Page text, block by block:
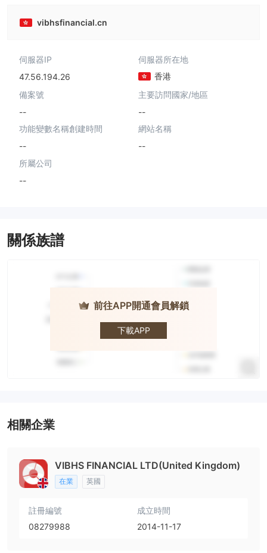
vibhsfinancial.cn
伺服器IP
47.56.194.26
伺服器所在地
香港
備案號
--
主要訪問國家/地區
--
功能變數名稱創建時間
--
網站名稱
--
所屬公司
--
關係族譜
前往APP開通會員解鎖
下載APP
相關企業
VIBHS FINANCIAL LTD(United Kingdom)
在業 英國
註冊編號
08279988
成立時間
2014-11-17